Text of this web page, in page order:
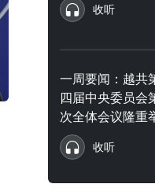
收听
一周要闻：越共
四届中央委员会
次全体会议隆重
收听